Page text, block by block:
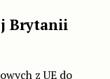
Brytanii
z UE do